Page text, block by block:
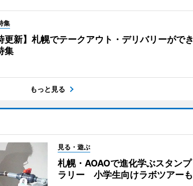
集
更新】札幌でテークアウト・デリバリーができ
集
もっと見る
見る・遊ぶ
札幌・AOAOで進化学ぶスタンプ
ラリー 小学生向けラボツアーも